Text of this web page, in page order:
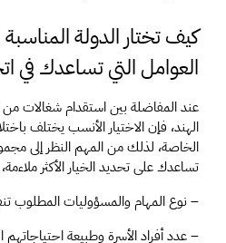
العوامل التي تساعدك في
تساعدك على تحديد الخيار الأكثر
– نوع المهام والمسؤوليات المطلوب
– عدد أفراد الأسرة وطبيعة احتياجاتهم